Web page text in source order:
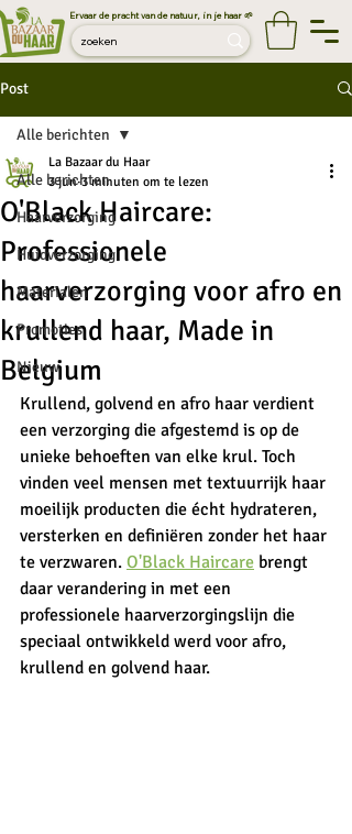
Ervaar de pracht van de natuur, in je haar 🌱
Post
Alle berichten
Haarverzorging
Huidverzorging
Materialen
Promoties
Nieuw
Alle berichten
O'Black Haircare:
Professionele
haarverzorging voor afro en
krullend haar, Made in
Belgium
La Bazaar du Haar
3 jun 3 minuten om te lezen
Krullend, golvend en afro haar verdient
een verzorging die afgestemd is op de
unieke behoeften van elke krul. Toch
vinden veel mensen met textuurrijk haar
moeilijk producten die écht hydrateren,
versterken en definiëren zonder het haar
te verzwaren. O'Black Haircare brengt
daar verandering in met een
professionele haarverzorgingslijn die
speciaal ontwikkeld werd voor afro,
krullend en golvend haar.